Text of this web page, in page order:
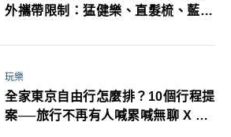
外攜帶限制：猛健樂、直髮梳、藍牙
萬！注意事項一次看！
玩樂
全家東京自由行怎麼排？10個行程提
案──旅行不再有人喊累喊無聊 X 爸